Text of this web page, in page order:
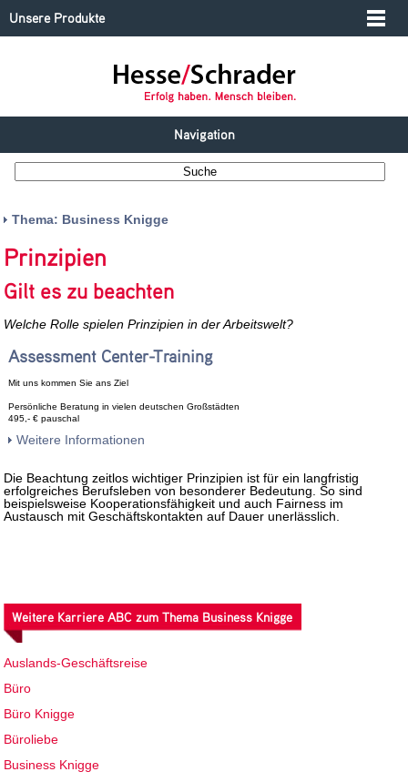
Unsere Produkte
Navigation
Thema: Business Knigge
Prinzipien
Gilt es zu beachten
Welche Rolle spielen Prinzipien in der Arbeitswelt?
Assessment Center-Training
Mit uns kommen Sie ans Ziel
Persönliche Beratung in vielen deutschen Großstädten
495,- € pauschal
Weitere Informationen
Die Beachtung zeitlos wichtiger Prinzipien ist für ein langfristig
erfolgreiches Berufsleben von besonderer Bedeutung. So sind
beispielsweise Kooperationsfähigkeit und auch Fairness im
Austausch mit Geschäftskontakten auf Dauer unerlässlich.
Weitere Karriere ABC zum Thema Business Knigge
Auslands-Geschäftsreise
Büro
Büro Knigge
Büroliebe
Business Knigge